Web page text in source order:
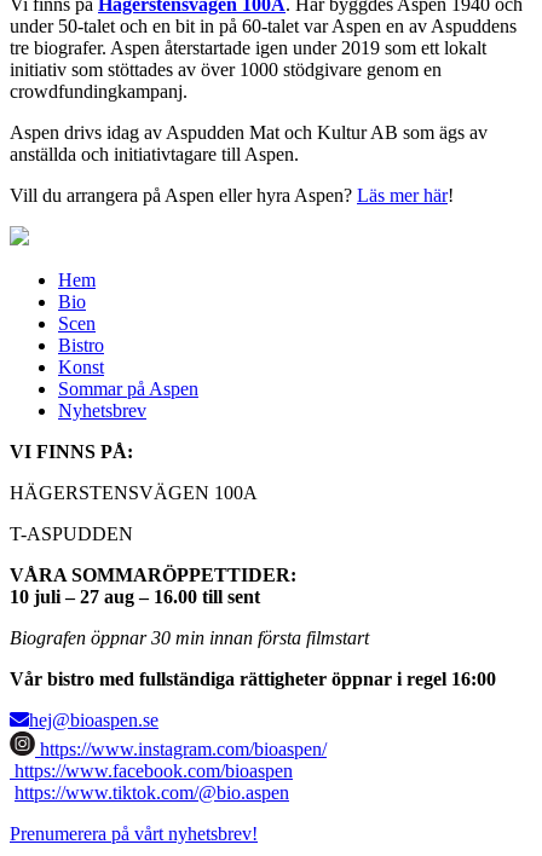
under 50-talet och en bit in på 60-talet var Aspen en av Aspuddens
tre biografer. Aspen återstartade igen under 2019 som ett lokalt
initiativ som stöttades av över 1000 stödgivare genom en
crowdfundingkampanj.
Aspen drivs idag av Aspudden Mat och Kultur AB som ägs av
anställda och initiativtagare till Aspen.
Vill du arrangera på Aspen eller hyra Aspen? Läs mer här!
Hem
Bio
Scen
Bistro
Konst
Sommar på Aspen
Nyhetsbrev
VI FINNS PÅ:
HÄGERSTENSVÄGEN 100A
T-ASPUDDEN
VÅRA SOMMARÖPPETTIDER:
10 juli – 27 aug – 16.00 till sent
Biografen öppnar 30 min innan första filmstart
Vår bistro med fullständiga rättigheter öppnar i regel 16:00
hej@bioaspen.se
https://www.instagram.com/bioaspen/
https://www.facebook.com/bioaspen
https://www.tiktok.com/@bio.aspen
Prenumerera på vårt nyhetsbrev!